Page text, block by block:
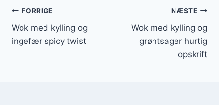
Indlægsnavigation
FORRIGE
Wok med kylling og
ingefær spicy twist
NÆSTE
Wok med kylling og
grøntsager hurtig
opskrift